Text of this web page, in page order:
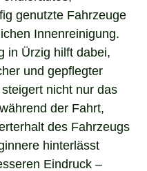
genutzte Fahrzeuge
Innenreinigung.
in Ürzig hilft dabei,
und gepflegter
nicht nur das
der Fahrt,
des Fahrzeugs
hinterlässt
Eindruck –